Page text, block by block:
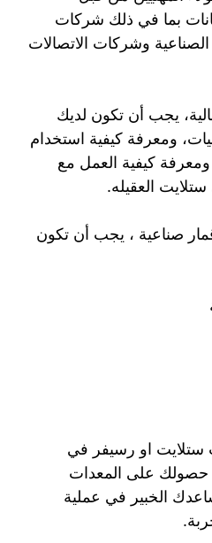
بما في ذلك شركات
الصناعية وشركات الاتصالات
يجب أن تكون لديك
ومعرفة كيفية استخدام
كيفية العمل مع
ستلايت العقيله.
صناعية ، يجب أن تكون
ستلايت او رسيفر في
حصولك على المعدات
الخبير في عملية